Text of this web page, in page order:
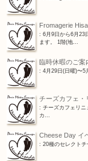
Fromagerie
: 6月9日から6月23
ます。 1階(地...
臨時休暇のご案
: 4月29日(日曜)〜
チーズカフェ・
: チーズカフェリ
カ...
Cheese Day イ
: 20種のセレクト